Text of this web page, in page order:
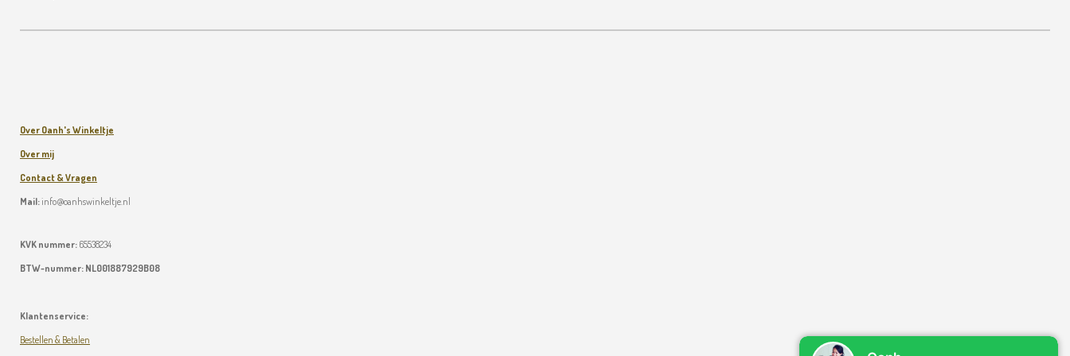
Over Oanh's Winkeltje
Over mij
Contact & Vragen
Mail:info@oanhswinkeltje.nl
KVK nummer: 65538234
BTW-nummer: NL001887929B08
Klantenservice:
Bestellen & Betalen